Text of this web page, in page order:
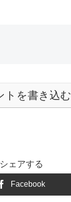
トを書き込む
シェアする
Facebook